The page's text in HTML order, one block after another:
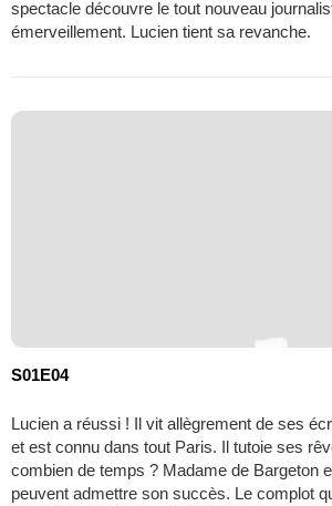
spectacle découvre le tout nouveau
émerveillement. Lucien tient sa revanche.
S01E04
Lucien a réussi ! Il vit allègrement de ses
et est connu dans tout Paris. Il tutoie ses
combien de temps ? Madame de Bargeton
peuvent admettre son succès. Le complot